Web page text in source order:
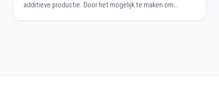
additieve productie. Door het mogelijk te maken om